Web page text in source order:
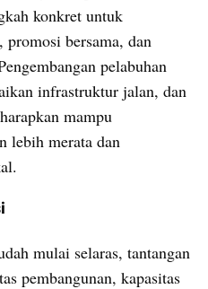
konkret untuk
bersama, dan
pelabuhan
infrastruktur jalan, dan
mampu
lebih merata dan
mulai selaras, tantangan
pembangunan, kapasitas